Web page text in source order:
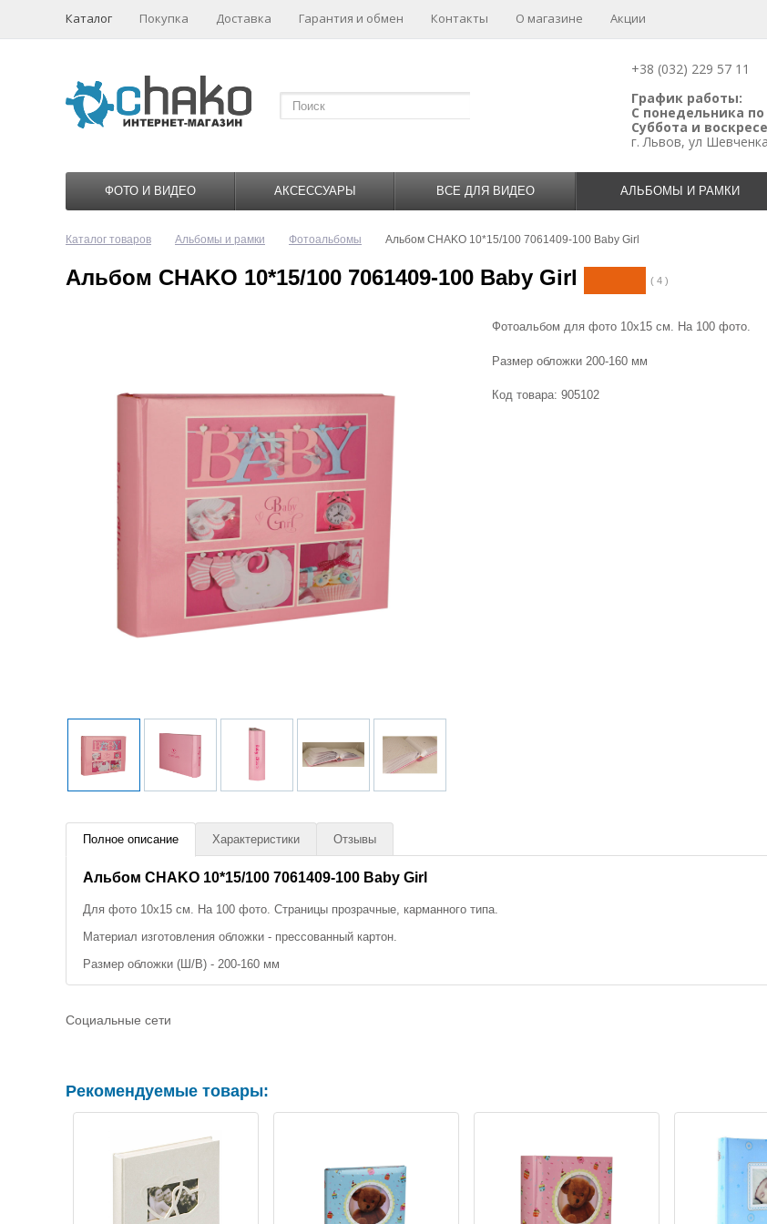
Каталог Покупка Доставка Гарантия и обмен Контакты О магазине Акции
+38 (032) 229 57 11
График работы:
С понедельника по
Суббота и
г. Львов, ул
ФОТО И ВИДЕО АКСЕССУАРЫ ВСЕ ДЛЯ ВИДЕО АЛЬБОМЫ И РАМКИ
Каталог товаров Альбомы и рамки Фотоальбомы Альбом CHAKO 10*15/100 7061409-100 Baby Girl
Альбом CHAKO 10*15/100 7061409-100 Baby Girl ( 4 )
Фотоальбом для фото 10х15 см. На 100 фото.
Размер обложки 200-160 мм
Код товара: 905102
Полное описание Характеристики Отзывы
Альбом CHAKO 10*15/100 7061409-100 Baby Girl
Для фото 10х15 см. На 100 фото. Страницы прозрачные, карманного типа.
Материал изготовления обложки - прессованный картон.
Размер обложки (Ш/В) - 200-160 мм
Социальные сети
Рекомендуемые товары: